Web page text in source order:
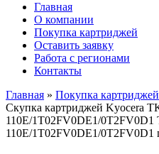
Главная
О компании
Покупка картриджей
Оставить заявку
Работа с регионами
Контакты
Главная » Покупка картриджей
Скупка картриджей Kyocera
110E/1T02FV0DE1/0T2FV0D1
110E/1T02FV0DE1/